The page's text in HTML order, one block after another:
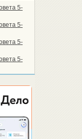
5-
5-
5-
5-